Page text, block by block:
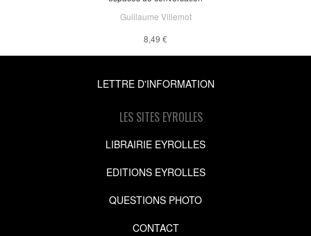
Guillaume Villemot
8,49 €
LETTRE D'INFORMATION
LES SITES EYROLLES
LIBRAIRIE EYROLLES
EDITIONS EYROLLES
QUESTIONS PHOTO
CONTACT